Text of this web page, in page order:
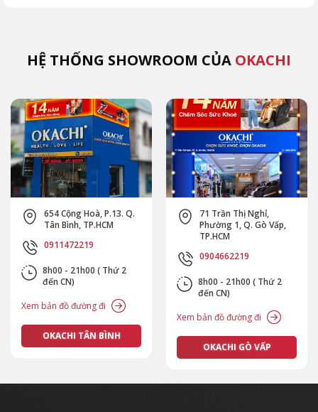
HỆ THỐNG SHOWROOM CỦA OKACHI
654 Cộng Hoà, P.13. Q.
Tân Bình, TP.HCM
0911472219
8h00 - 21h00 ( Thứ 2
đến CN)
Xem bản đồ đường đi
OKACHI TÂN BÌNH
71 Trần Thị Nghỉ,
Phường 1, Q. Gò Vấp,
TP.HCM
0904662219
8h00 - 21h00 ( Thứ 2
đến CN)
Xem bản đồ đường đi
OKACHI GÒ VẤP